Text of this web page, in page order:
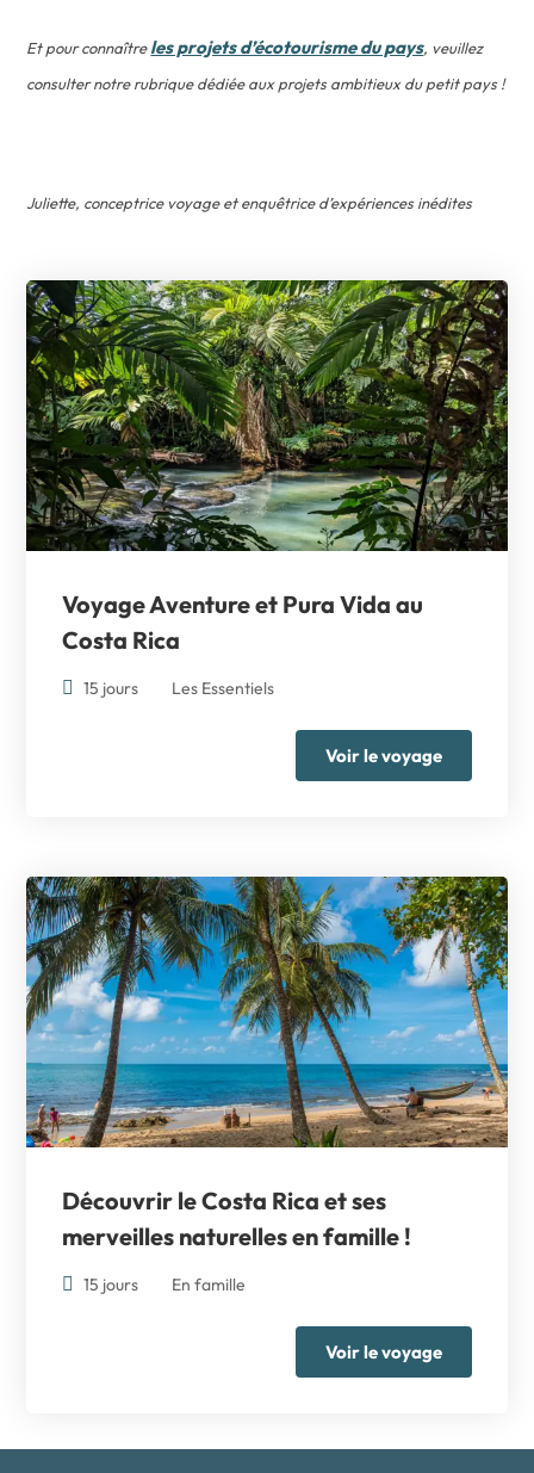
Et pour connaîtreles projets d’écotourisme du pays, veuillez
consulter notre rubrique dédiée aux projets ambitieux du petit pays !
Juliette, conceptrice voyage et enquêtrice d’expériences inédites
Voyage Aventureet Pura Vida au
Costa Rica
15 jours Les Essentiels
Voir le voyage
Découvrir le Costa Rica et ses
merveilles naturelles en famille !
15 jours En famille
Voir le voyage